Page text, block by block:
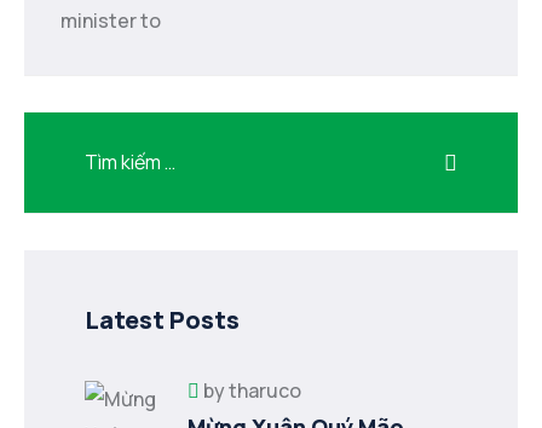
minister to
Latest Posts
bytharuco